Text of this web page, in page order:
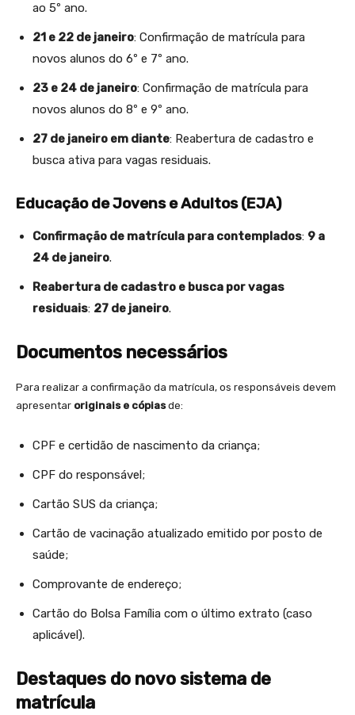
ao 5º ano.
21 e 22 de janeiro: Confirmação de matrícula para
novos alunos do 6º e 7º ano.
23 e 24 de janeiro: Confirmação de matrícula para
novos alunos do 8º e 9º ano.
27 de janeiro em diante: Reabertura de cadastro e
busca ativa para vagas residuais.
Educação de Jovens e Adultos (EJA)
Confirmação de matrícula para contemplados: 9 a
24 de janeiro.
Reabertura de cadastro e busca por vagas
residuais: 27 de janeiro.
Documentos necessários
Para realizar a confirmação da matrícula, os responsáveis devem
apresentar originais e cópiasde:
CPF e certidão de nascimento da criança;
CPF do responsável;
Cartão SUS da criança;
Cartão de vacinação atualizado emitido por posto de
saúde;
Comprovante de endereço;
Cartão do Bolsa Família com o último extrato (caso
aplicável).
Destaques do novo sistema de
matrícula